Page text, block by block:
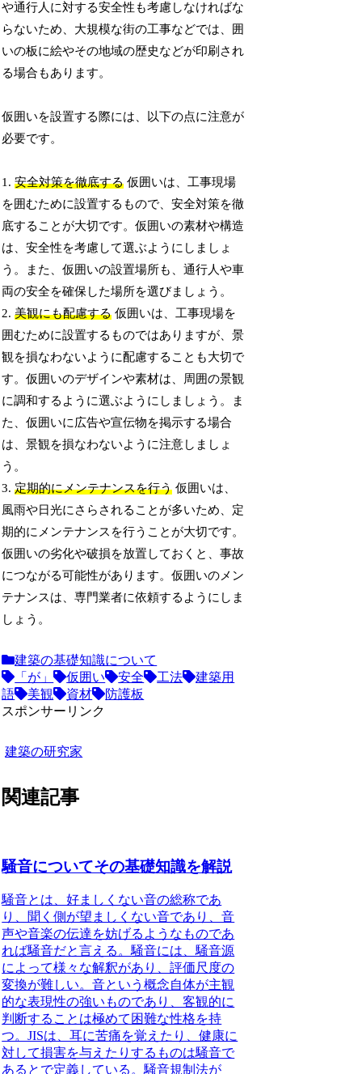
や通行人に対する安全性も考慮しなければな
らないため、大規模な街の工事などでは、囲
いの板に絵やその地域の歴史などが印刷され
る場合もあります。
仮囲いを設置する際には、以下の点に注意が
必要です。
1.安全対策を徹底する 仮囲いは、工事現場
を囲むために設置するもので、安全対策を徹
底することが大切です。仮囲いの素材や構造
は、安全性を考慮して選ぶようにしましょ
う。また、仮囲いの設置場所も、通行人や車
両の安全を確保した場所を選びましょう。
2.美観にも配慮する 仮囲いは、工事現場を
囲むために設置するものではありますが、景
観を損なわないように配慮することも大切で
す。仮囲いのデザインや素材は、周囲の景観
に調和するように選ぶようにしましょう。ま
た、仮囲いに広告や宣伝物を掲示する場合
は、景観を損なわないように注意しましょ
う。
3.定期的にメンテナンスを行う 仮囲いは、
風雨や日光にさらされることが多いため、定
期的にメンテナンスを行うことが大切です。
仮囲いの劣化や破損を放置しておくと、事故
につながる可能性があります。仮囲いのメン
テナンスは、専門業者に依頼するようにしま
しょう。
建築の基礎知識について
「が」
仮囲い 安全 工法
建築用
語
美観 資材
防護板
スポンサーリンク
建築の研究家
関連記事
騒音についてその基礎知識を解説
騒音とは、好ましくない音の総称であ
り、聞く側が望ましくない音であり、音
声や音楽の伝達を妨げるようなものであ
れば騒音だと言える。騒音には、騒音源
によって様々な解釈があり、評価尺度の
変換が難しい。音という概念自体が主観
的な表現性の強いものであり、客観的に
判断することは極めて困難な性格を持
つ。JISは、耳に苦痛を覚えたり、健康に
対して損害を与えたりするものは騒音で
あるとで定義している。騒音規制法が